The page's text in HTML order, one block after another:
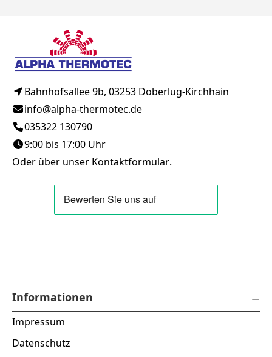
Bahnhofsallee 9b, 03253 Doberlug-Kirchhain
info@alpha-thermotec.de
035322 130790
9:00 bis 17:00 Uhr
Oder über unser Kontaktformular.
Informationen
Impressum
Datenschutz